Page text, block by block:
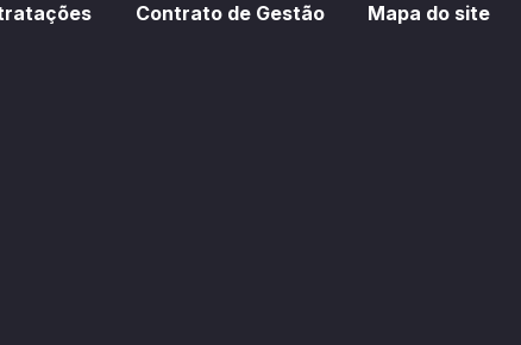
Contrato de Gestão Mapa do site